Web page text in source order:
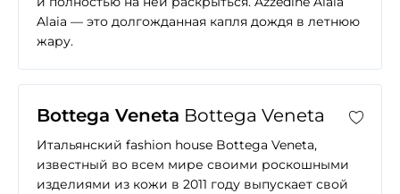
Alaia — это долгожданная капля дождя в летнюю
жару.
Bottega Veneta Bottega Veneta
Итальянский fashion house Bottega Veneta,
известный во всем мире своими роскошными
изделиями из кожи в 2011 году выпускает свой